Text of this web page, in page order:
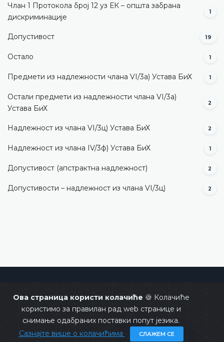
Ова страница користи колачиће 🍪 Колачиће
користимо за правилан рад web странице и
снимање одабраних поставки попут језика.
Сазнајте више о колачићима
СЛАЖЕМ СЕ
Члан 1 Протокола број 12 уз ЕК – општа забрана
дискриминације
1
Допустивост 19
Остало 1
Предмети из надлежности члана VI/3а) Устава БиХ 1
Остали предмети из надлежности члана VI/3а)
Устава БиХ
2
Надлежност из члана VI/3ц) Устава БиХ 2
Надлежност из члана IV/3ф) Устава БиХ 1
Допустивост (aпстрактна надлежност) 2
Допустивости – надлежност из члана VI/3ц) 2
Copyrights @ 2026Уставни суд БиХСва права задржана.